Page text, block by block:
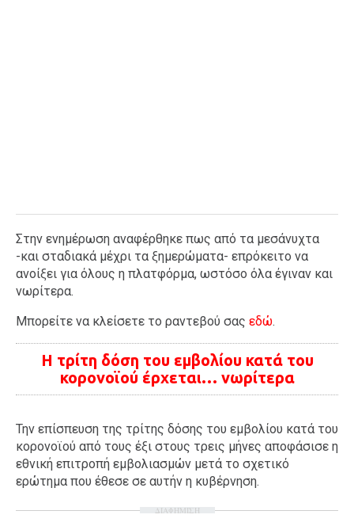
Στην ενημέρωση αναφέρθηκε πως από τα μεσάνυχτα
-και σταδιακά μέχρι τα ξημερώματα- επρόκειτο να
ανοίξει για όλους η πλατφόρμα, ωστόσο όλα έγιναν και
νωρίτερα.
Μπορείτε να κλείσετε το ραντεβού σας εδώ.
Η τρίτη δόση του εμβολίου κατά του
κορονοϊού έρχεται… νωρίτερα
Την επίσπευση της τρίτης δόσης του εμβολίου κατά του
κορονοϊού από τους έξι στους τρεις μήνες αποφάσισε η
εθνική επιτροπή εμβολιασμών μετά το σχετικό
ερώτημα που έθεσε σε αυτήν η κυβέρνηση.
ΔΙΑΦΗΜΙΣΗ